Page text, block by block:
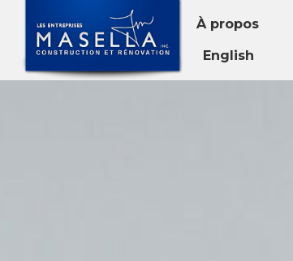
À propos
English